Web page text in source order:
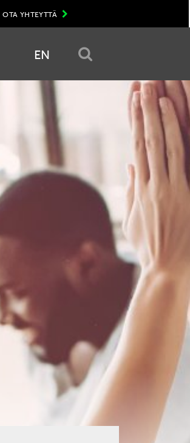
OTA YHTEYTTÄ
EN